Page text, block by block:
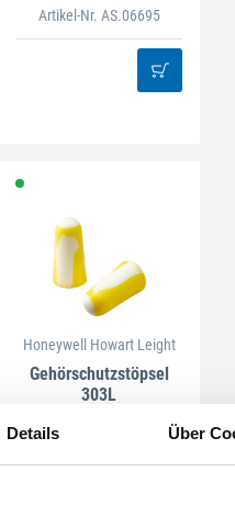
Details Über
Artikel-Nr. AS.06695
Honeywell Howart Leight
Gehörschutzstöpsel
303L